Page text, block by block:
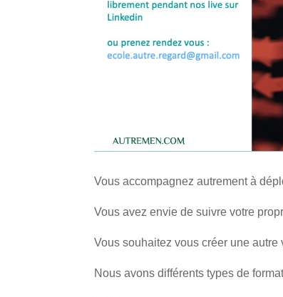
Vous accompagnez autrement à
Vous avez envie de suivre votre
Vous souhaitez vous créer une
Nous avons différents types de